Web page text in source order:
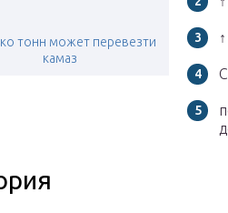
тонн может перевезти
камаз
↑